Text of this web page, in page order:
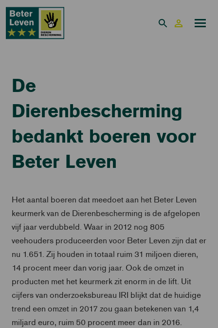
De
Dierenbescherming
bedankt boeren voor
Beter Leven
Het aantal boeren dat meedoet aan het Beter Leven
keurmerk van de Dierenbescherming is de afgelopen
vijf jaar verdubbeld. Waar in 2012 nog 805
veehouders produceerden voor Beter Leven zijn dat er
nu 1.651. Zij houden in totaal ruim 31 miljoen dieren,
14 procent meer dan vorig jaar. Ook de omzet in
producten met het keurmerk zit enorm in de lift. Uit
cijfers van onderzoeksbureau IRI blijkt dat de huidige
trend een omzet in 2017 zou gaan betekenen van 1,4
miljard euro, ruim 50 procent meer dan in 2016.